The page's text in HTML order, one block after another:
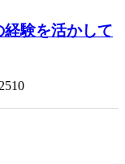
経験を活かして